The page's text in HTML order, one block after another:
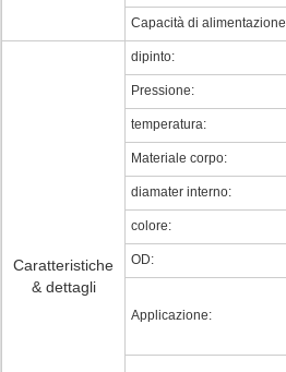
Capacità di alimentazione
Caratteristiche
& dettagli
dipinto:
Pressione:
temperatura:
Materiale corpo:
diamater interno:
colore:
OD:
Applicazione: